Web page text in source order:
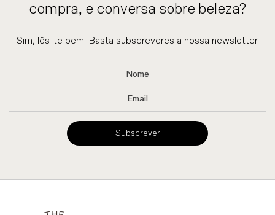
compra, e conversa sobre beleza?
Sim, lês-te bem. Basta subscreveres a nossa newsletter.
Subscrever